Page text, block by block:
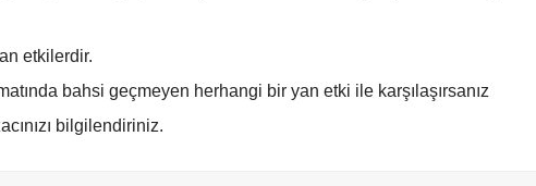
etkilerdir.
bahsi geçmeyen herhangi bir yan etki ile karşılaşırsanız
bilgilendiriniz.